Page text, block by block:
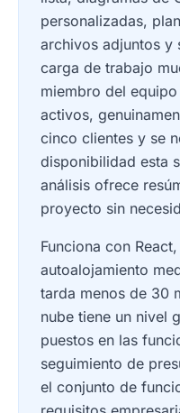
personalizadas,
archivos adjuntos y
carga de trabajo
miembro del
activos,
cinco clientes y se
disponibilidad esta
análisis ofrece
proyecto sin
Funciona con
autoalojamiento
tarda menos de 30
nube tiene un nivel
puestos en las
seguimiento de
el conjunto de